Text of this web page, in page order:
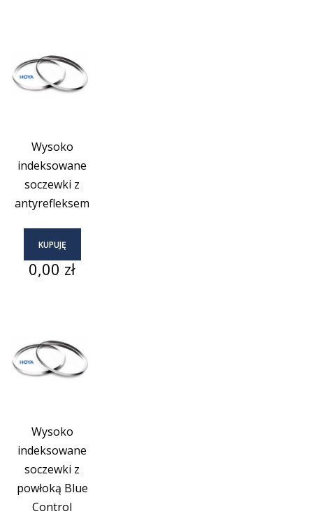
Wysoko
indeksowane
soczewki z
antyrefleksem
KUPUJĘ
Cena
0,00 zł
Wysoko
indeksowane
soczewki z
powłoką Blue
Control